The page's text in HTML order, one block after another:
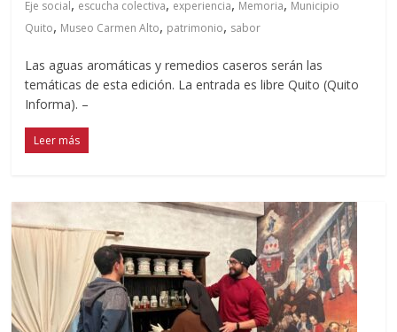
Eje social, escucha colectiva, experiencia, Memoria, Municipio
Quito, Museo Carmen Alto, patrimonio, sabor
Las aguas aromáticas y remedios caseros serán las
temáticas de esta edición. La entrada es libre Quito (Quito
Informa). –
Leer más